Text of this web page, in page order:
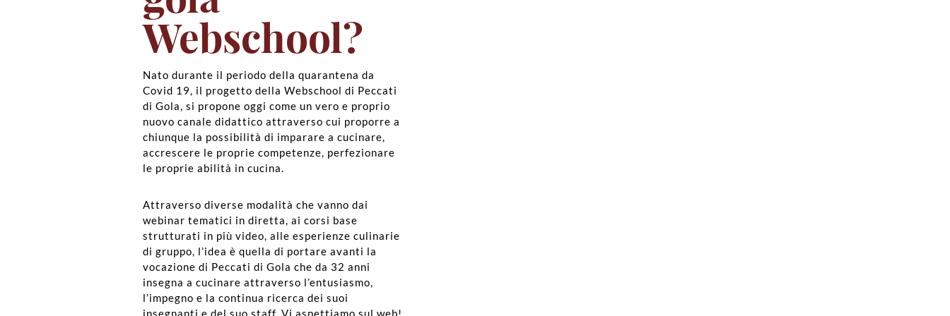
Webschool?
Nato durante il periodo della quarantena da
Covid 19, il progetto della Webschool di Peccati
di Gola, si propone oggi come un vero e proprio
nuovo canale didattico attraverso cui proporre a
chiunque la possibilità di imparare a cucinare,
accrescere le proprie competenze, perfezionare
le proprie abilità in cucina.
Attraverso diverse modalità che vanno dai
webinar tematici in diretta, ai corsi base
strutturati in più video, alle esperienze culinarie
di gruppo, l’idea è quella di portare avanti la
vocazione di Peccati di Gola che da 32 anni
insegna a cucinare attraverso l’entusiasmo,
l’impegno e la continua ricerca dei suoi
insegnanti e del suo staff. Vi aspettiamo sul web!